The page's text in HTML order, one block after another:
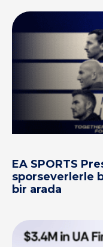
EA SPORTS
sporseverlerle
bir arada